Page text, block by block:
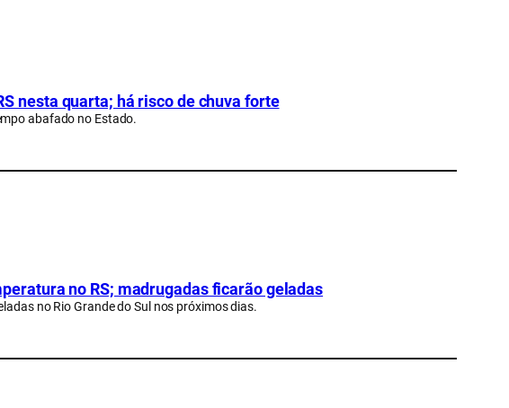
nesta quarta; há risco de chuva forte
abafado no Estado.
no RS; madrugadas ficarão geladas
no Rio Grande do Sul nos próximos dias.